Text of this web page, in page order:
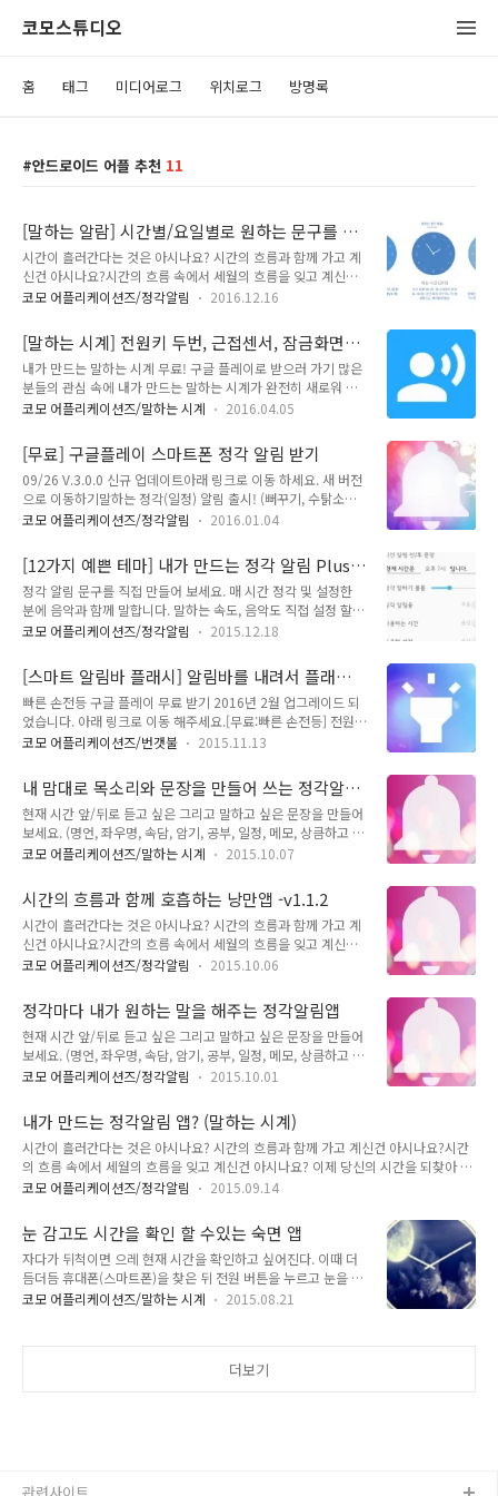
코모스튜디오
홈 태그 미디어로그 위치로그 방명록
안드로이드 어플 추천 11
[말하는 알람] 시간별/요일별로 원하는 문구를 정
확하게 말해 드립니다. 물, 정각, 약, 일정, 명언,
스트레칭, 간격, 반복 알림 -
시간이 흘러간다는 것은 아시나요? 시간의 흐름과 함께 가고 계
신건 아시나요?시간의 흐름 속에서 세월의 흐름을 잊고 계신건
아시나요? 이제 당신의 시간을 되찾아 와보세요. 시간을 세상에
름을 느껴보세요.시간과 함께 호흡하며 살아 보세요.가을 하늘
높아지는 낭만과 함께...구글플레이에서 무료로 다운로드 받기
정말 사용하기 쉽습니다. 앱 전원을 켜기만 하면 매일 오전 8시
부터 오후 10시까지 정각에 알림음과 함께 시간을 음성으로 알
려드립니다!(아무 설정을 하지 않아도 말 해드리니 걱정 마세요!
든지 미리 들어 볼 수 있습니다! 내가 직접 만든 문구를 매 시간
정각에 (알람: 음성, 벨..
코모 어플리케이션즈/정각알림 2016.12.16
[말하는 시계] 전원키 두번, 근접센서, 잠금화면
위젯으로 언제 어디에서나 원하는 문장과 함께 시
간을 말한다. (수면 중, 운전 중, 라이딩 중, 근무
중, 설거지 중, 산책 중, 시각장애인)
내가 만드는 말하는 시계 무료! 구글 플레이로 받으러 가기 많은
분들의 관심 속에 내가 만드는 말하는 시계가 완전히 새로워 졌
습니다. 무려 14가지 신 기능을 탑재하고 돌아왔습니다. 뿐만 아
해보세요! 나의 생활이 편하고 즐거워 질 것입니다 ^^ 2.0.4버
전에서는 전면 광고를 제거 하고 마시멜로우(6.0)버전에 최적화
되었습니다. ** 정말 사용법이 쉽습니다. (유치원생 부터 200세
까지 누구나) 0. 시간 알림 문구를 내 마음대로 만들 수 있습니
다. 1. 단말기를 뒤집거나 손바닥으로 카메라 부분(근접센서)을
연속으로 클릭하면 현재 시간을 말 해줍니다. 3. 홈화면 위젯 ..
코모 어플리케이션즈/말하는 시계 2016.04.05
[무료] 구글플레이 스마트폰 정각 알림 받기
09/26 V.3.0.0 신규 업데이트아래 링크로 이동 하세요. 새 버전
으로 이동하기말하는 정각(일정) 알림 출시! (뻐꾸기, 수탉소리,
요일별, 시간별 문장, 간격 알림, 반복 알림등 다양한 알람 기능
있는 정각알림이 완전히 새로운 모습으로 다시 태어났습니다. 유
료였던 기능은 무료로 전환 되었으며 신규 기능이 대폭 추가 되
었습니다. 구글플레이로 무료 받으러 가기 처음 보시는 분들도
그림만 보시면 금방 사용법을 아실 수 있도록 정말 쉽고 간단하
게 만들었습니다. 매시 설정하신 분에 정말 정확하게 울립니
로운 디자인과 경험)2. 분 설정 추가(0~59분)3. 속도조절 추..
코모 어플리케이션즈/정각알림 2016.01.04
[12가지 예쁜 테마] 내가 만드는 정각 알림 Plus
시즌2
정각 알림 문구를 직접 만들어 보세요. 매 시간 정각 및 설정한
분에 음악과 함께 말합니다. 말하는 속도, 음악도 직접 설정 할수
있습니다. 내가 만드는 정각알림이 여러분들의 많은 관심과 격려
왔습니다.구글플레이에서 무료 다운 받기 내가 직접 만든 문구를
매 시간 정각 및 설정한 분에 (음성과 음악(벨)으로) 들을 수 있습
니다. **** 정말 정확합니다. 절대 정시를 놓치지 않습니다.
****** 정말 쉽습니다. 유치원생부터 200세까지 누구나 한 번
에 사용 할 수 있어요 ****** 하루에 배터리와 CPU를 24초만
로 듣고 싶은 그리고 말하고 싶은 문장을 만들어 보..
코모 어플리케이션즈/정각알림 2015.12.18
[스마트 알림바 플래시] 알림바를 내려서 플래시
를 바로 실행할 수 있는 손전등 앱
빠른 손전등 구글 플레이 무료 받기 2016년 2월 업그레이드 되
었습니다. 아래 링크로 이동 해주세요.[무료:빠른 손전등] 전원
키, 알림바, 위젯, 잠금화면으로 번개처럼 빠른 손전등 세계 최초
티바)를 내리면 플래시를 바로 실행 할 수 있습니다. 잠금화면에
서도, 게임 중에도, 동영상 시청 중에도, 웹 서핑중에도 플래시를
켜는데 1초도 걸리지 않습니다! 카메라 권한만 필요합니다.그 어
떤 사용자 정보 권한도 요구 하지 않습니다구글 플레이: 스마트
위젯 손전등 (번갯불 플래시) 무료 구글 플레이: 스마트 위젯 손
모두 갖추고 있습니다. SOS 기능, 깜빡임 조절 기능....또한,..
코모 어플리케이션즈/번갯불 2015.11.13
내 맘대로 목소리와 문장을 만들어 쓰는 정각알림
앱 -스마트폰 v1.1.3
현재 시간 앞/뒤로 듣고 싶은 그리고 말하고 싶은 문장을 만들어
보세요. (명언, 좌우명, 속담, 암기, 공부, 일정, 메모, 상큼하고 활
기찬 문구등으로 만들수 있습니다.) 매 시간 정각이 되면 시간과
(새로운 기능은요 ?) 1. 남여 성우 변경 가능, 읽어주는 속도 변
경, 언어 변경(영어 공부하세요), 말하기 엔진 변경 가능 (단, 제
조사 및 단말기에 따라 다름.) (취향대로 변경하세요. 당신만의
읽어주는 비서가 됩니다.) 2. 미리듣기 UI 변경(플레이/포즈) 3.
현재 시간 말하기에서 '오후12시.' '. '을 점으로 읽어주는 현상 제
정말 정확합니다. 절대 정시를..
코모 어플리케이션즈/말하는 시계 2015.10.07
시간의 흐름과 함께 호흡하는 낭만앱 -v1.1.2
시간이 흘러간다는 것은 아시나요? 시간의 흐름과 함께 가고 계
신건 아시나요?시간의 흐름 속에서 세월의 흐름을 잊고 계신건
아시나요? 이제 당신의 시간을 되찾아 와보세요. 시간을 세상에
름을 느껴보세요.시간과 함께 호흡하며 살아 보세요.가을 하늘
높아지는 낭만과 함께... 현재 시간 앞/뒤로 듣고 싶은 그리고 말
하고 싶은 문장을 만들어 보세요. (명언, 좌우명, 속담, 암기, 공
부, 일정, 메모, 상큼하고 활기찬 문구등으로 만들수 있습니다.)
매 시간 정각이 되면 시간과 함께 읽어 드립니다. 오늘 1.1.2 버
변경 가능, 읽어주는 속도 변경, 언어 변경(영어 공부하세요),
말..
코모 어플리케이션즈/정각알림 2015.10.06
정각마다 내가 원하는 말을 해주는 정각알림앱
현재 시간 앞/뒤로 듣고 싶은 그리고 말하고 싶은 문장을 만들어
보세요. (명언, 좌우명, 속담, 암기, 공부, 일정, 메모, 상큼하고 활
기찬 문구등으로 만들수 있습니다.) 그러면, 매 시간 정각이 되면
만드는 정각 알림(말하는 시계) 그럼 기능을 한 번 살펴 볼까요?
**** 정말 정확합니다. 절대 정시를 놓치지 않습니다.
********* 정말 쉽습니다. 유치원생부터 200세까지 누구나 한
번에 사용 할 수 있어요 ***** 0. 핵심 기능이죠? 현재 시간 앞
뒤로 원하는 문구를 입력 할 수 있습니다. 아래처럼 입력 하면
일까? 오후 3시 에요', '몇시라고? 오후 6시에요'..
코모 어플리케이션즈/정각알림 2015.10.01
내가 만드는 정각알림 앱? (말하는 시계)
시간이 흘러간다는 것은 아시나요? 시간의 흐름과 함께 가고 계신건 아시나요?시간
의 흐름 속에서 세월의 흐름을 잊고 계신건 아시나요? 이제 당신의 시간을 되찾아 와
보세요. 시간을 세상에 맡겨두지 마시고, 이젠 항상 곁에 두세요. 소중한 나의 인생의
께...구글플레이에서 무료로 다운로드 받기 정말 사용하기 쉽습니다. 앱 전원을 켜기
만 하면 매일 오전 8시부터 오후 10시까지 정각에 알림음과 함께 시간을 음성으로
알려드립니다!(아무 설정을 하지 않아도 말 해드리니 걱정 마세요! 전혀 어렵지 않아
요!) 우측의 동그란 플레이 버튼을 누르면 언제든지 미리 들어 볼 수 있습니다! 내가
직접 만든 문구를 매 시간 정각에 (알람: 음성, 벨..
코모 어플리케이션즈/정각알림 2015.09.14
눈 감고도 시간을 확인 할 수있는 숙면 앱
자다가 뒤척이면 으레 현재 시간을 확인하고 싶어진다. 이때 더
듬더듬 휴대폰(스마트폰)을 찾은 뒤 전원 버튼을 누르고 눈을 뜨
면 천국인지 어디서인지 내려오는 눈 부신 빛이 나를 맞이하고,
위해 '현재 시간을 말해줘(몇시?)'라는 앱을 출시했습니다. 보기
코모 어플리케이션즈/말하는 시계 2015.08.21
더보기